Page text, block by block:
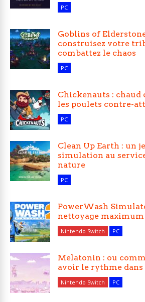
PC
Goblins of
construisez votre
combattez le chaos
PC
Chickenauts : chaud
les poulets contre-
PC
Clean Up Earth : un
simulation au
nature
PC
PowerWash
nettoyage maximum
Nintendo Switch PC
Melatonin : ou
avoir le rythme dans
Nintendo Switch PC